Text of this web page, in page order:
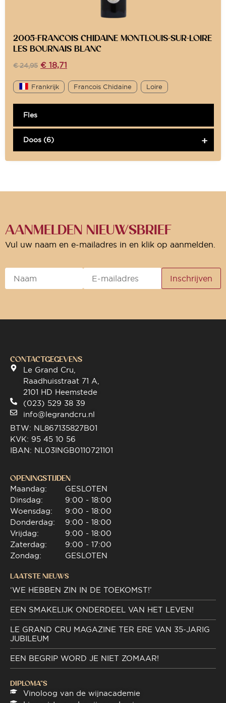
2005-FRANCOIS CHIDAINE MONTLOUIS-SUR-LOIRE
LES BOURNAIS BLANC
€24,95 € 18,71
Frankrijk Francois Chidaine Loire
Fles
Doos (6)
AANMELDEN NIEUWSBRIEF
Vul uw naam en e-mailadres in en klik op aanmelden.
CONTACTGEGEVENS
Le Grand Cru,
Raadhuisstraat 71 A,
2101 HD Heemstede
(023) 529 38 39
info@legrandcru.nl
BTW: NL867135827B01
KVK: 95 45 10 56
IBAN: NL03INGB0110721101
OPENINGSTIJDEN
Maandag:
Dinsdag:
Woensdag:
Donderdag:
Vrijdag:
Zaterdag:
Zondag:
GESLOTEN
9:00 - 18:00
9:00 - 18:00
9:00 - 18:00
9:00 - 18:00
9:00 - 17:00
GESLOTEN
LAATSTE NIEUWS
‘WE HEBBEN ZIN IN DE TOEKOMST!’
EEN SMAKELIJK ONDERDEEL VAN HET LEVEN!
LE GRAND CRU MAGAZINE TER ERE VAN 35-JARIG
JUBILEUM
EEN BEGRIP WORD JE NIET ZOMAAR!
DIPLOMA"S
Vinoloog van de wijnacademie